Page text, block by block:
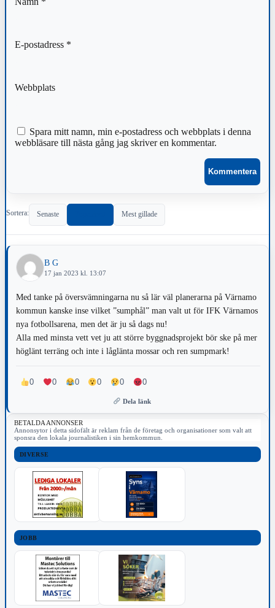
E-postadress *
Webbplats
Spara mitt namn, min e-postadress och webbplats i denna
webbläsare till nästa gång jag skriver en kommentar.
Sortera: Senaste Mest gillade
B G
17 jan 2023 kl. 13:07
Med tanke på översvämningarna nu så lär väl planerarna på Värnamo
kommun kanske inse vilket ”sumphål” man valt ut för IFK Värnamos
nya fotbollsarena, men det är ju så dags nu!
Alla med minsta vett vet ju att större byggnadsprojekt bör ske på mer
höglänt terräng och inte i låglänta mossar och ren sumpmark!
0 0 0 0 0 0
Dela länk
BETALDA ANNONSER
Annonsytor i detta sidofält är reklam från de företag och organisationer som valt att
sponsra den lokala journalistiken i sin hemkommun.
DIVERSE
JOBB